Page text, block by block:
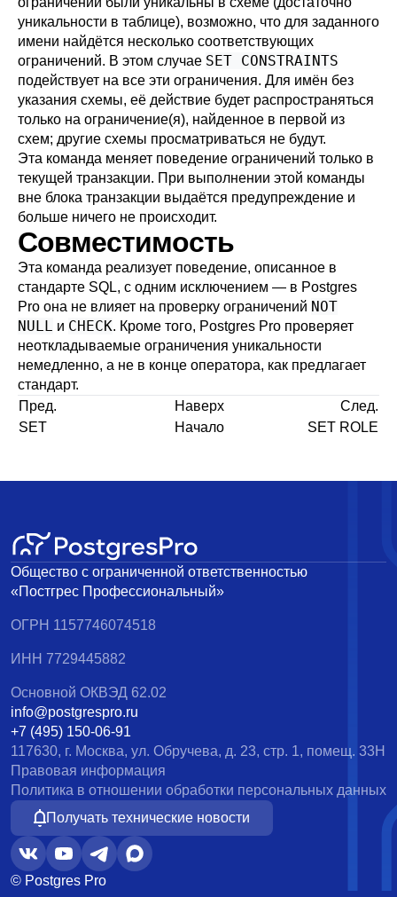
уникальности в таблице), возможно, что для заданного
имени найдётся несколько соответствующих
ограничений. В этом случае SET CONSTRAINTS
подействует на все эти ограничения. Для имён без
указания схемы, её действие будет распространяться
только на ограничение(я), найденное в первой из
схем; другие схемы просматриваться не будут.
Эта команда меняет поведение ограничений только в
текущей транзакции. При выполнении этой команды
вне блока транзакции выдаётся предупреждение и
больше ничего не происходит.
Совместимость
Эта команда реализует поведение, описанное в
стандарте SQL, с одним исключением — в Postgres
Pro она не влияет на проверку ограничений NOT
NULL и CHECK. Кроме того, Postgres Pro проверяет
неоткладываемые ограничения уникальности
немедленно, а не в конце оператора, как предлагает
стандарт.
Пред.
Наверх
След.
SET
Начало SET ROLE
Общество с ограниченной ответственностью
«Постгрес Профессиональный»
ОГРН 1157746074518
ИНН 7729445882
Основной ОКВЭД 62.02
info@postgrespro.ru
+7 (495) 150-06-91
117630, г. Москва, ул. Обручева, д. 23, стр. 1, помещ. 33Н
Правовая информация
Политика в отношении обработки персональных данных
Получать технические новости
© Postgres Pro